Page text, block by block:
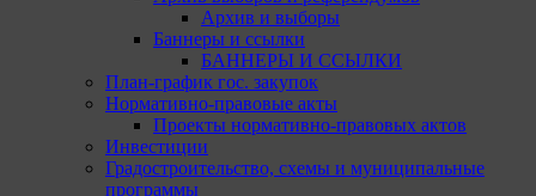
Архив и выборы
Баннеры и ссылки
БАННЕРЫ И ССЫЛКИ
План-график гос. закупок
Нормативно-правовые акты
Проекты нормативно-правовых актов
Инвестиции
Градостроительство, схемы и муниципальные
программы